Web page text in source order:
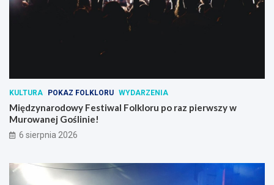
KULTURA POKAZ FOLKLORU WYDARZENIA
Międzynarodowy Festiwal Folkloru po raz pierwszy w
Murowanej Goślinie!
6 sierpnia 2026